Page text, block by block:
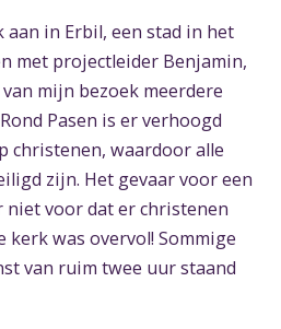
aan in Erbil, een stad in het
met projectleider Benjamin,
mijn bezoek meerdere
Pasen is er verhoogd
christenen, waardoor alle
zijn. Het gevaar voor een
niet voor dat er christenen
kerk was overvol! Sommige
van ruim twee uur staand